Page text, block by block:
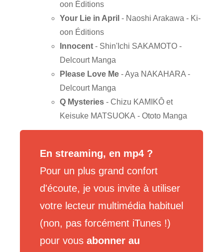
oon Éditions
Your Lie in April - Naoshi Arakawa - Ki-
oon Éditions
Innocent - Shin'Ichi SAKAMOTO -
Delcourt Manga
Please Love Me - Aya NAKAHARA -
Delcourt Manga
Q Mysteries - Chizu KAMIKÔ et
Keisuke MATSUOKA - Ototo Manga
En streaming, en mp4 ?
Pour un plus grand confort
d'écoute, je vous invite à utiliser
votre lecteur multimédia habituel
(non, pas forcément iTunes !)
pour vous abonner au